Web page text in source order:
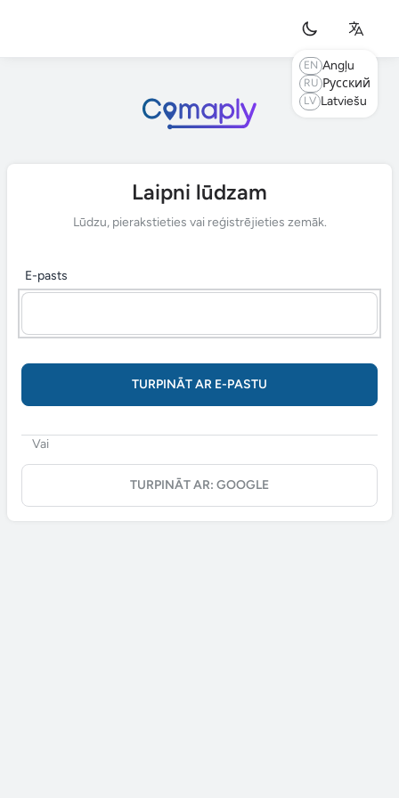
EN Angļu
RU Русский
LV Latviešu
Laipni lūdzam
Lūdzu, pierakstieties vai reģistrējieties zemāk.
E-pasts
TURPINĀT AR E-PASTU
Vai
TURPINĀT AR: GOOGLE